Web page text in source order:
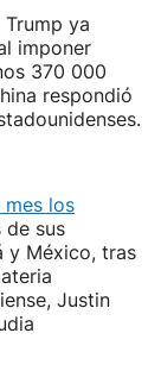
ya
imponer
370 000
respondió
mes los
de sus
y México, tras
Justin